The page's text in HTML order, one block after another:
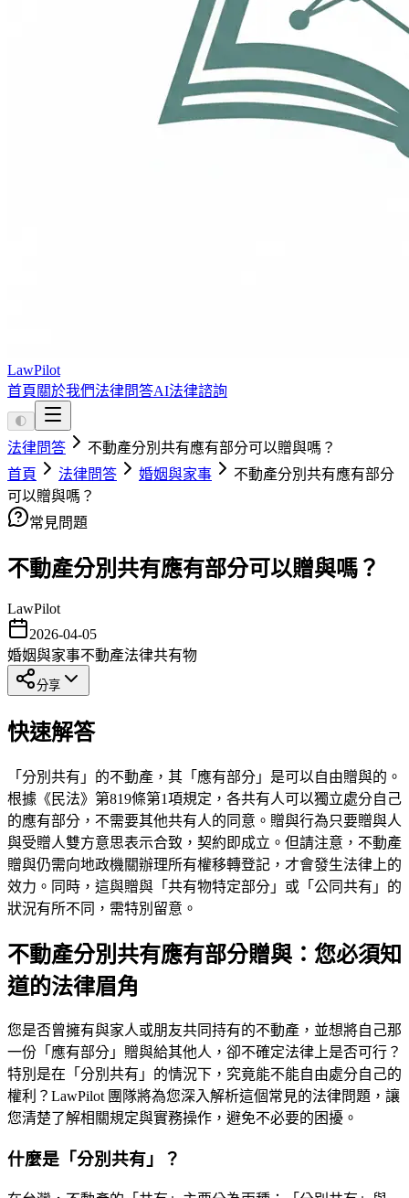
LawPilot
首頁 關於我們法律問答AI法律諮詢
🌓
法律問答
不動產分別共有應有部分可以贈與嗎？
首頁
法律問答 婚姻與家事
不動產分別共有應有部分
可以贈與嗎？
常見問題
不動產分別共有應有部分可以贈與嗎？
LawPilot
2026-04-05
婚姻與家事不動產法律共有物
分享
快速解答
「分別共有」的不動產，其「應有部分」是可以自由贈與的。
根據《民法》第819條第1項規定，各共有人可以獨立處分自己
的應有部分，不需要其他共有人的同意。贈與行為只要贈與人
與受贈人雙方意思表示合致，契約即成立。但請注意，不動產
贈與仍需向地政機關辦理所有權移轉登記，才會發生法律上的
效力。同時，這與贈與「共有物特定部分」或「公同共有」的
狀況有所不同，需特別留意。
不動產分別共有應有部分贈與：您必須知
道的法律眉角
您是否曾擁有與家人或朋友共同持有的不動產，並想將自己那
一份「應有部分」贈與給其他人，卻不確定法律上是否可行？
特別是在「分別共有」的情況下，究竟能不能自由處分自己的
權利？LawPilot 團隊將為您深入解析這個常見的法律問題，讓
您清楚了解相關規定與實務操作，避免不必要的困擾。
什麼是「分別共有」？